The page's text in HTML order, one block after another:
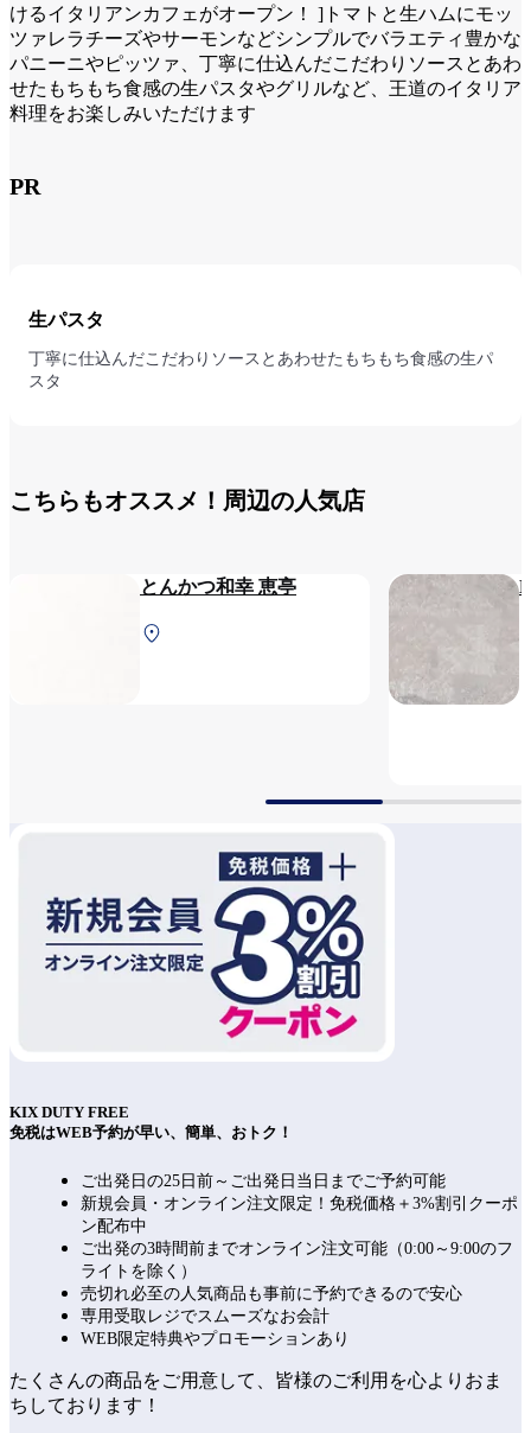
けるイタリアンカフェがオープン！ ]トマトと生ハムにモッ
ツァレラチーズやサーモンなどシンプルでバラエティ豊かな
パニーニやピッツァ、丁寧に仕込んだこだわりソースとあわ
せたもちもち食感の生パスタやグリルなど、王道のイタリア
料理をお楽しみいただけます
PR
生パスタ
丁寧に仕込んだこだわりソースとあわせたもちもち食感の生パ
スタ
こちらもオススメ！周辺の人気店
とんかつ和幸 恵亭
KIX DUTY FREE
免税はWEB予約が早い、簡単、おトク！
ご出発日の25日前～ご出発日当日までご予約可能
新規会員・オンライン注文限定！免税価格＋3%割引クーポ
ン配布中
ご出発の3時間前までオンライン注文可能（0:00～9:00のフ
ライトを除く）
売切れ必至の人気商品も事前に予約できるので安心
専用受取レジでスムーズなお会計
WEB限定特典やプロモーションあり
たくさんの商品をご用意して、皆様のご利用を心よりおま
ちしております！